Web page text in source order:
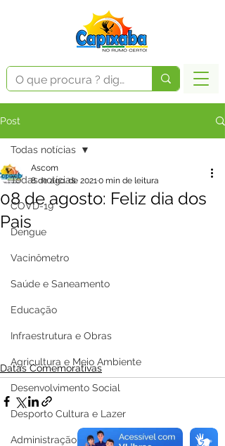
Post
Todas notícias
COVD-19
Dengue
Vacinômetro
Saúde e Saneamento
Educação
Infraestrutura e Obras
Agricultura e Meio Ambiente
Desenvolvimento Social
Desporto Cultura e Lazer
Administração e Finanças
Todas notícias
08 de agosto: Feliz dia dos
Pais
Ascom
8 de ago. de 20210 min de leitura
Datas Comemorativas